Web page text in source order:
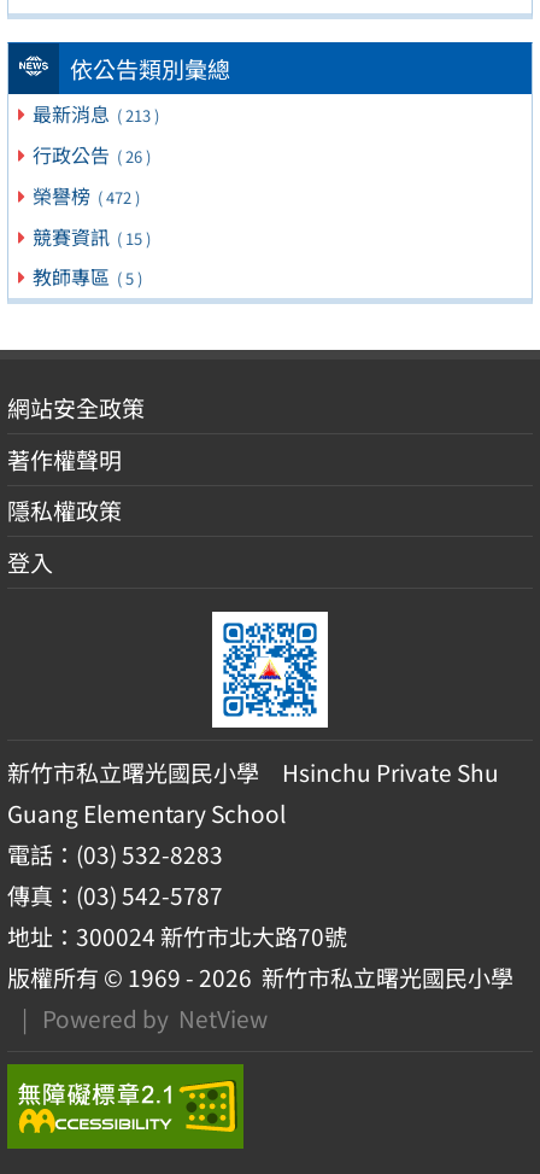
依公告類別彙總
最新消息 ( 213 )
行政公告 ( 26 )
榮譽榜 ( 472 )
競賽資訊 ( 15 )
教師專區 ( 5 )
網站安全政策
著作權聲明
隱私權政策
登入
新竹市私立曙光國民小學 Hsinchu Private Shu
Guang Elementary School
電話：(03) 532-8283
傳真：(03) 542-5787
地址：300024 新竹市北大路70號
版權所有 © 1969 - 2026 新竹市私立曙光國民小學
| Powered by NetView